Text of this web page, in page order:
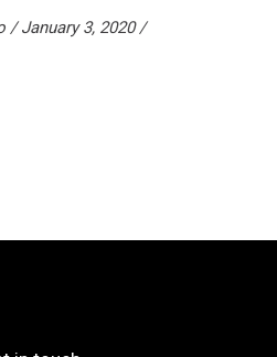
January 3, 2020